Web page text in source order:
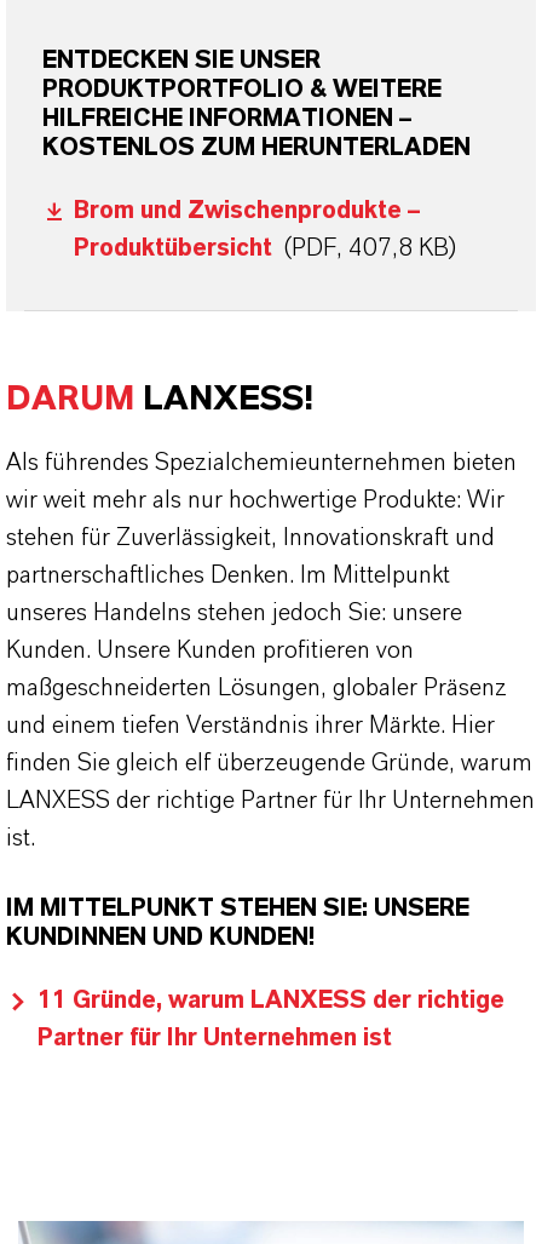
ENTDECKEN SIE UNSER
PRODUKTPORTFOLIO & WEITERE
HILFREICHE INFORMATIONEN –
KOSTENLOS ZUM HERUNTERLADEN
Brom und Zwischenprodukte –
Produktübersicht (PDF, 407,8 KB)
DARUM LANXESS!
Als führendes Spezialchemieunternehmen bieten
wir weit mehr als nur hochwertige Produkte: Wir
stehen für Zuverlässigkeit, Innovationskraft und
partnerschaftliches Denken. Im Mittelpunkt
unseres Handelns stehen jedoch Sie: unsere
Kunden. Unsere Kunden profitieren von
maßgeschneiderten Lösungen, globaler Präsenz
und einem tiefen Verständnis ihrer Märkte. Hier
finden Sie gleich elf überzeugende Gründe, warum
LANXESS der richtige Partner für Ihr Unternehmen
ist.
IM MITTELPUNKT STEHEN SIE: UNSERE
KUNDINNEN UND KUNDEN!
11 Gründe, warum LANXESS der richtige
Partner für Ihr Unternehmen ist